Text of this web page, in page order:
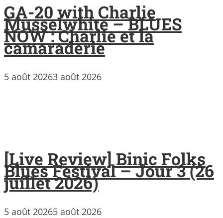
GA-20 with Charlie
Musselwhite – BLUES
NOW : Charlie et la
camaraderie
5 août 20263 août 2026
[Live Review] Binic Folks
Blues Festival – Jour 3 (26
juillet 2026)
5 août 20265 août 2026